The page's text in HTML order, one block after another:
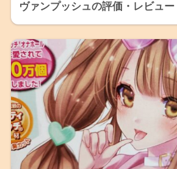
ヴァンプッシュの評価・レビュー